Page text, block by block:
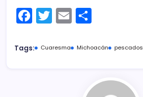
F
a
c
T
w
itt
E
m
ai m
ar
Tags: Cuaresma Michoacán pescados